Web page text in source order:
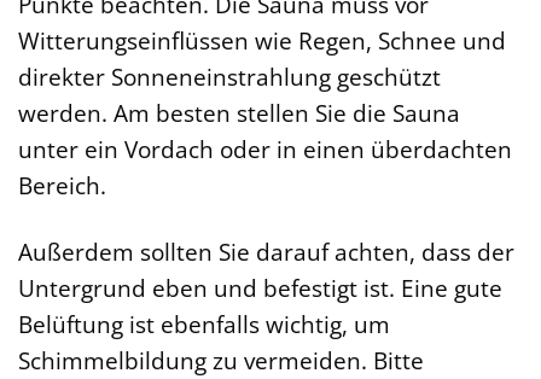
Witterungseinflüssen wie Regen, Schnee und
direkter Sonneneinstrahlung geschützt
werden. Am besten stellen Sie die Sauna
unter ein Vordach oder in einen überdachten
Bereich.
Außerdem sollten Sie darauf achten, dass der
Untergrund eben und befestigt ist. Eine gute
Belüftung ist ebenfalls wichtig, um
Schimmelbildung zu vermeiden. Bitte